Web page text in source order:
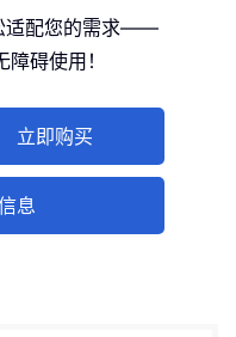
适配您的需求——
碍使用！
立即购买
息